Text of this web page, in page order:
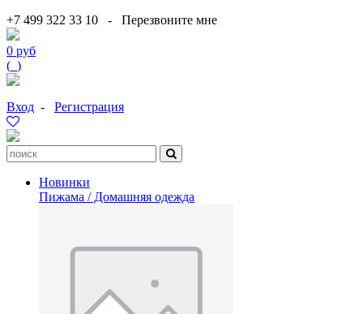
+7 499 322 33 10 - Перезвоните мне
0 руб
( )
Вход - Регистрация
Новинки
Пижама / Домашняя одежда